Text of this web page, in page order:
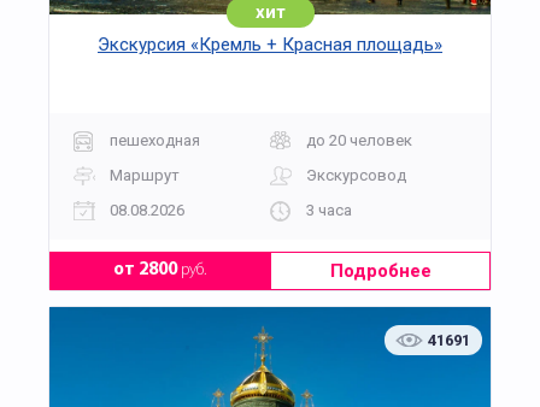
хит
Экскурсия «Кремль + Красная площадь»
пешеходная
до 20 человек
Маршрут
Экскурсовод
08.08.2026
3 часа
от 2800руб. Подробнее
41691